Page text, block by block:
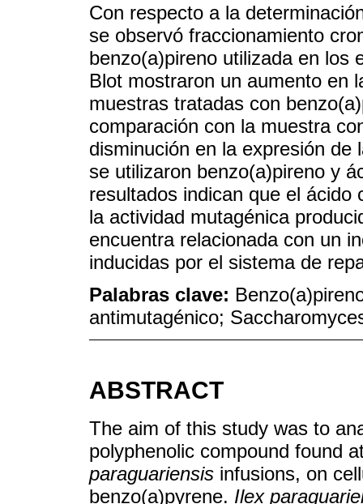
Con respecto a la
se observó fraccionamiento
benzo(a)pireno utilizada en los
Blot mostraron un aumento en
muestras tratadas con
comparación con la muestra
disminución en la expresión
se utilizaron benzo(a)pireno y
resultados indican que el ácido
la actividad mutagénica
encuentra relacionada con un
inducidas por el sistema de
Palabras clave:
antimutagénico;
ABSTRACT
The aim of this study was to
polyphenolic compound found
paraguariensis infusions, on
benzo(a)pyrene. Ilex